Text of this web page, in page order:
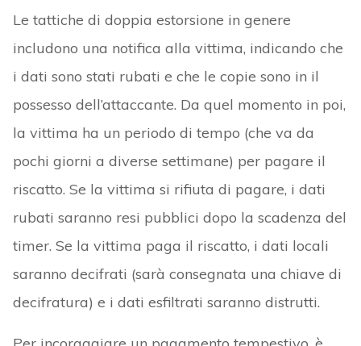
Le tattiche di doppia estorsione in genere
includono una notifica alla vittima, indicando che
i dati sono stati rubati e che le copie sono in il
possesso dell’attaccante. Da quel momento in poi,
la vittima ha un periodo di tempo (che va da
pochi giorni a diverse settimane) per pagare il
riscatto. Se la vittima si rifiuta di pagare, i dati
rubati saranno resi pubblici dopo la scadenza del
timer. Se la vittima paga il riscatto, i dati locali
saranno decifrati (sarà consegnata una chiave di
decifratura) e i dati esfiltrati saranno distrutti.